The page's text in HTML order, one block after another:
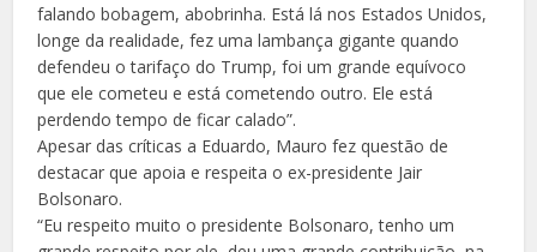
falando bobagem, abobrinha. Está lá nos Estados Unidos,
longe da realidade, fez uma lambança gigante quando
defendeu o tarifaço do Trump, foi um grande equívoco
que ele cometeu e está cometendo outro. Ele está
perdendo tempo de ficar calado”.
Apesar das críticas a Eduardo, Mauro fez questão de
destacar que apoia e respeita o ex-presidente Jair
Bolsonaro.
“Eu respeito muito o presidente Bolsonaro, tenho um